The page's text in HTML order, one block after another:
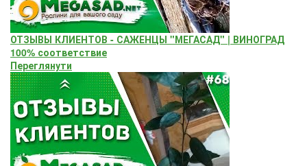
ОТЗЫВЫ КЛИЕНТОВ - САЖЕНЦЫ "МЕГАСАД" | ВИНОГРАД
100% соответствие
Переглянути